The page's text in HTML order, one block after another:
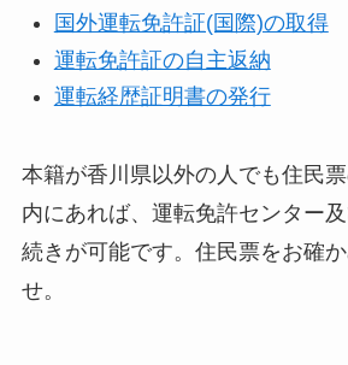
国外運転免許証(国際)の取得
運転免許証の自主返納
運転経歴証明書の発行
本籍が香川県以外の人でも住民
内にあれば、運転免許センター
続きが可能です。住民票をお確
せ。